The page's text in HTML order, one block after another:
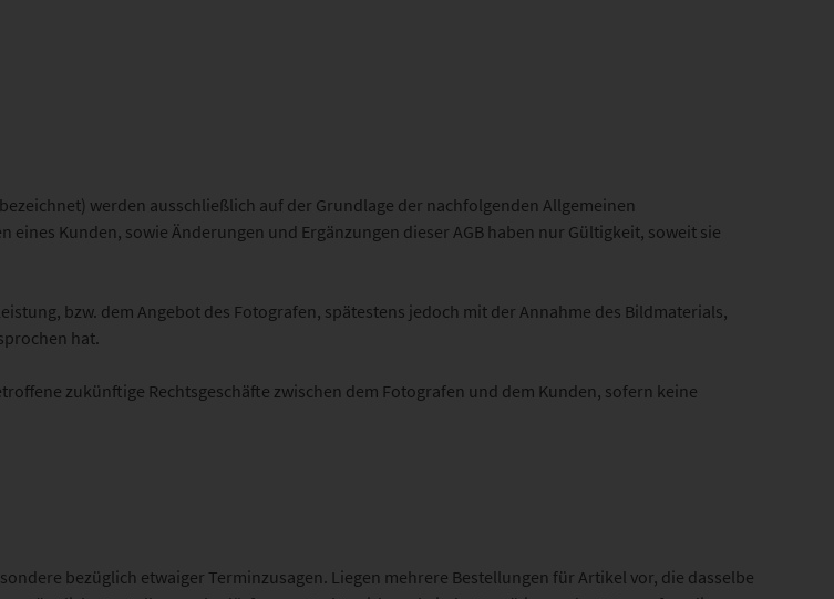
werden ausschließlich auf der Grundlage der nachfolgenden Allgemeinen
Kunden, sowie Änderungen und Ergänzungen dieser AGB haben nur Gültigkeit, soweit sie
bzw. dem Angebot des Fotografen, spätestens jedoch mit der Annahme des Bildmaterials,
hat.
zukünftige Rechtsgeschäfte zwischen dem Fotografen und dem Kunden, sofern keine
bezüglich etwaiger Terminzusagen. Liegen mehrere Bestellungen für Artikel vor, die dasselbe